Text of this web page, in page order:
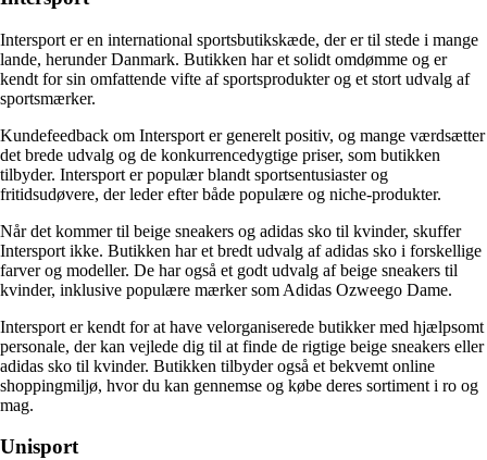
Intersport er en international sportsbutikskæde, der er til stede i mange
lande, herunder Danmark. Butikken har et solidt omdømme og er
kendt for sin omfattende vifte af sportsprodukter og et stort udvalg af
sportsmærker.
Kundefeedback om Intersport er generelt positiv, og mange værdsætter
det brede udvalg og de konkurrencedygtige priser, som butikken
tilbyder. Intersport er populær blandt sportsentusiaster og
fritidsudøvere, der leder efter både populære og niche-produkter.
Når det kommer til beige sneakers og adidas sko til kvinder, skuffer
Intersport ikke. Butikken har et bredt udvalg af adidas sko i forskellige
farver og modeller. De har også et godt udvalg af beige sneakers til
kvinder, inklusive populære mærker som Adidas Ozweego Dame.
Intersport er kendt for at have velorganiserede butikker med hjælpsomt
personale, der kan vejlede dig til at finde de rigtige beige sneakers eller
adidas sko til kvinder. Butikken tilbyder også et bekvemt online
shoppingmiljø, hvor du kan gennemse og købe deres sortiment i ro og
mag.
Unisport